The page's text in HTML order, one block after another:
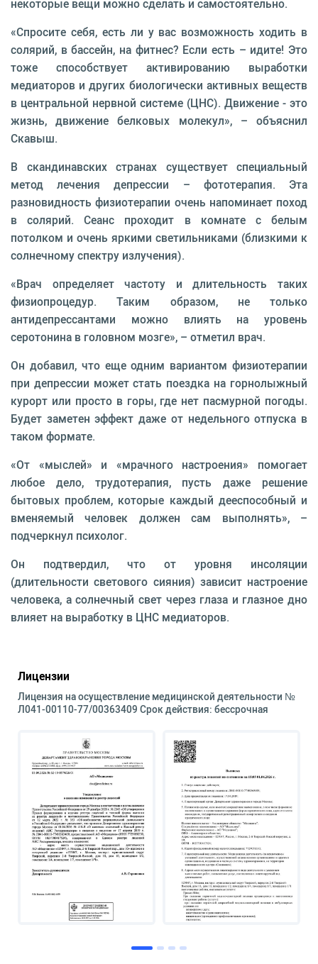
некоторые вещи можно сделать и самостоятельно.
«Спросите себя, есть ли у вас возможность ходить в
солярий, в бассейн, на фитнес? Если есть – идите! Это
тоже способствует активированию выработки
медиаторов и других биологически активных веществ
в центральной нервной системе (ЦНС). Движение - это
жизнь, движение белковых молекул», – объяснил
Скавыш.
В скандинавских странах существует специальный
метод лечения депрессии – фототерапия. Эта
разновидность физиотерапии очень напоминает поход
в солярий. Сеанс проходит в комнате с белым
потолком и очень яркими светильниками (близкими к
солнечному спектру излучения).
«Врач определяет частоту и длительность таких
физиопроцедур. Таким образом, не только
антидепрессантами можно влиять на уровень
серотонина в головном мозге», – отметил врач.
Он добавил, что еще одним вариантом физиотерапии
при депрессии может стать поездка на горнолыжный
курорт или просто в горы, где нет пасмурной погоды.
Будет заметен эффект даже от недельного отпуска в
таком формате.
«От «мыслей» и «мрачного настроения» помогает
любое дело, трудотерапия, пусть даже решение
бытовых проблем, которые каждый дееспособный и
вменяемый человек должен сам выполнять», –
подчеркнул психолог.
Он подтвердил, что от уровня инсоляции
(длительности светового сияния) зависит настроение
человека, а солнечный свет через глаза и глазное дно
влияет на выработку в ЦНС медиаторов.
Лицензии
Лицензия на осуществление медицинской деятельности №
Л041-00110-77/00363409 Срок действия: бессрочная